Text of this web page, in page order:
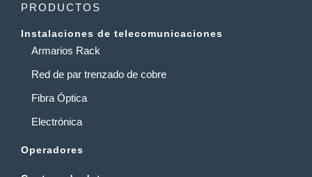
PRODUCTOS
Instalaciones de telecomunicaciones
Armarios Rack
Red de par trenzado de cobre
Fibra Óptica
Electrónica
Operadores